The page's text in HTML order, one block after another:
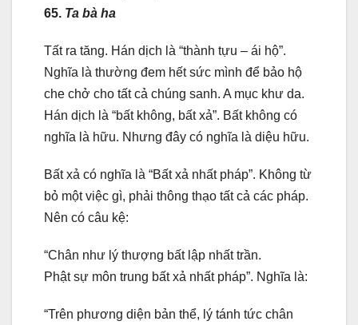
65. Ta bà ha
Tất ra tăng. Hán dịch là “thành tựu – ái hộ”.
Nghĩa là thường đem hết sức mình để bảo hộ
che chở cho tất cả chúng sanh. A mục khư da.
Hán dịch là “bất không, bất xả”. Bất không có
nghĩa là hữu. Nhưng đây có nghĩa là diệu hữu.
Bất xả có nghĩa là “Bất xả nhất pháp”. Không từ
bỏ một việc gì, phải thông thạo tất cả các pháp.
Nên có câu kệ:
“Chân như lý thượng bất lập nhất trần.
Phật sự môn trung bất xả nhất pháp”. Nghĩa là:
“Trên phương diện bản thể, lý tánh tức chân